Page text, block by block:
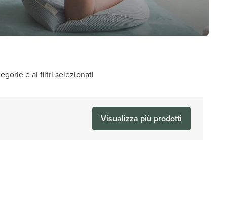
e ai filtri selezionati
Visualizza più prodotti